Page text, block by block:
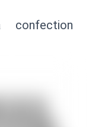
confection